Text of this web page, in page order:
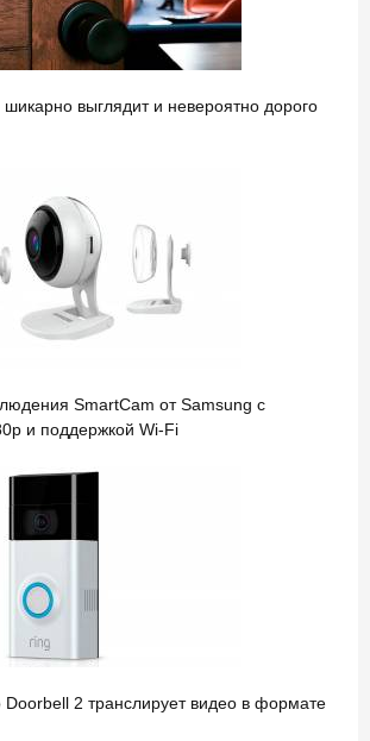
выглядит и невероятно дорого
SmartCam от Samsung с
и поддержкой Wi-Fi
Doorbell 2 транслирует видео в формате